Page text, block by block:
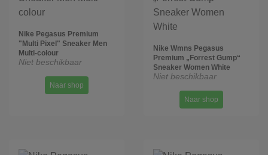
Nike Pegasus Premium
"Multi Pixel" Sneaker Men
Multi-colour
Niet beschikbaar
Naar shop
Nike Wmns Pegasus
Premium „Forrest Gump“
Sneaker Women White
Niet beschikbaar
Naar shop